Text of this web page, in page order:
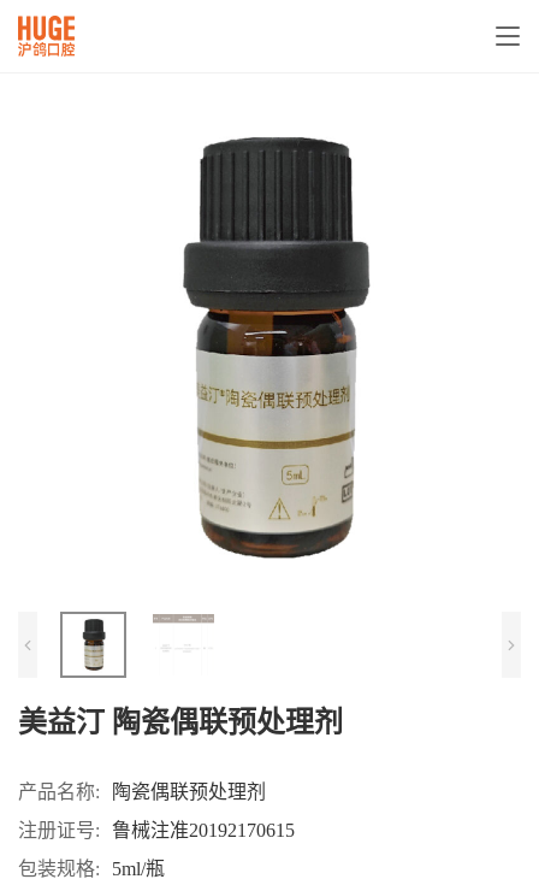
美益汀 陶瓷偶联预处理剂
产品名称: 陶瓷偶联预处理剂
注册证号: 鲁械注准20192170615
包装规格: 5ml/瓶